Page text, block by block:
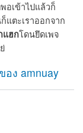
อเข้าไปแล้วก็
แตะเราออกจาก
แฮกโดนยึดเพจ
คืนได้อย่างไร
อง amnuay